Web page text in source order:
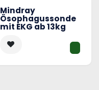
Mindray
Ösophagussonde
mit EKG ab 13kg